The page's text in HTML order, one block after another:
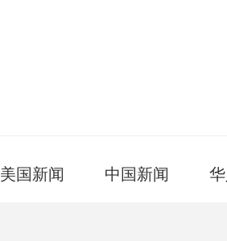
美国新闻 中国新闻